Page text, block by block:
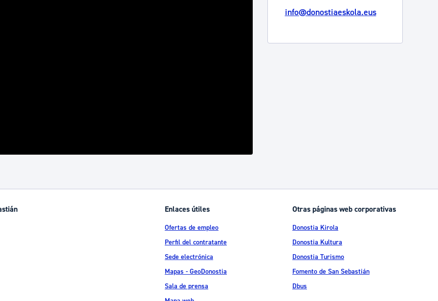
info@donostiaeskola.eus
Enlaces útiles
Ofertas de empleo
Perfil del contratante
Sede electrónica
Mapas - GeoDonostia
Sala de prensa
Otras páginas web corporativas
Donostia Kirola
Donostia Kultura
Donostia Turismo
Fomento de San Sebastián
Dbus